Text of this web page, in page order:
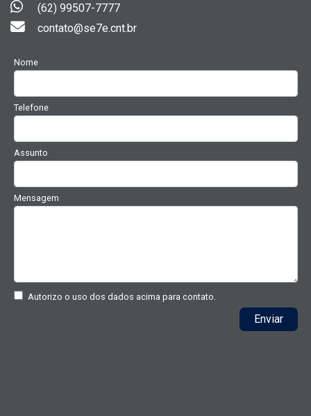
(62) 99507-7777
contato@se7e.cnt.br
Nome
Telefone
Assunto
Mensagem
Autorizo o uso dos dados acima para contato.
Enviar